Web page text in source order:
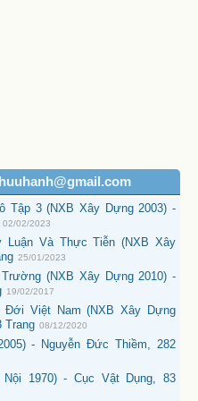
Tập 3 (NXB Xây Dựng 2003) -
02/02/2023
Luận Và Thực Tiễn (NXB Xây
25/01/2023
(NXB Xây Dựng 2010) -
19/02/2017
Đới Việt Nam (NXB Xây Dựng
Trang 08/12/2020
- Nguyễn Đức Thiềm, 282
1970) - Cục Vật Dụng, 83